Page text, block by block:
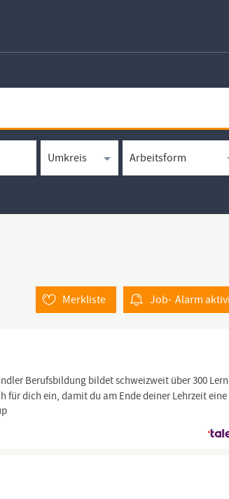
Job- Alarm
Merkliste
Berufsbildung bildet schweizweit über 300
für dich ein, damit du am Ende deiner Lehrzeit